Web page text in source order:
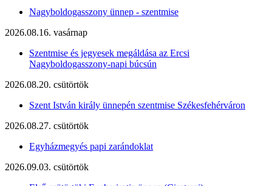
Nagyboldogasszony ünnep - szentmise
2026.08.16. vasárnap
Szentmise és jegyesek megáldása az Ercsi
Nagyboldogasszony-napi búcsún
2026.08.20. csütörtök
Szent István király ünnepén szentmise Székesfehérváron
2026.08.27. csütörtök
Egyházmegyés papi zarándoklat
2026.09.03. csütörtök